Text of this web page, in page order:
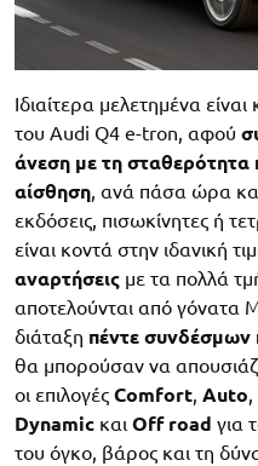
Ιδιαίτερα μελετημένα
του Audi Q4 e-tron, αφού
άνεση με τη σταθερότητα
αίσθηση, ανά πάσα ώρα
εκδόσεις, πισωκίνητες ή
είναι κοντά στην ιδανική
αναρτήσεις με τα πολλά
αποτελούνται από γόνατα
διάταξη πέντε συνδέσμων
θα μπορούσαν να
οι επιλογές Comfort, Auto,
Dynamic και Off road για
του όγκο, βάρος και τη